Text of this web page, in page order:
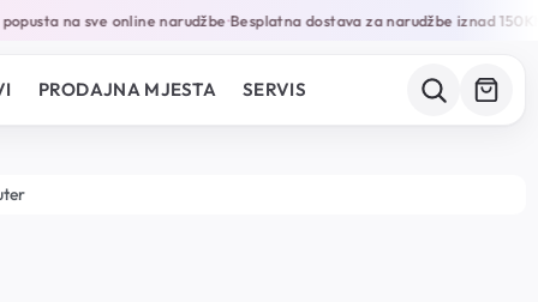
na sve online narudžbe•Besplatna dostava za narudžbe iznad 150KM
PRODAJNA MJESTA SERVIS